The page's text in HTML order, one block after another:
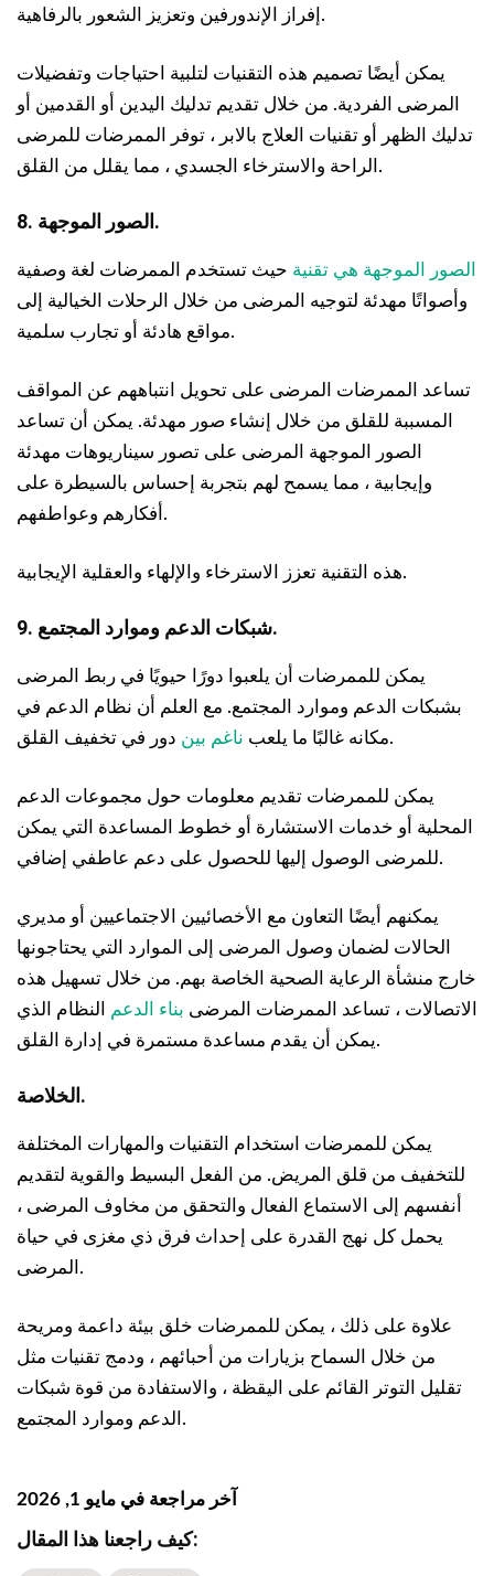
إفراز الإندورفين وتعزيز الشعور بالرفاهية.
يمكن أيضًا تصميم هذه التقنيات لتلبية احتياجات وتفضيلات
المرضى الفردية. من خلال تقديم تدليك اليدين أو القدمين أو
تدليك الظهر أو تقنيات العلاج بالابر ، توفر الممرضات للمرضى
الراحة والاسترخاء الجسدي ، مما يقلل من القلق.
8. الصور الموجهة.
الصور الموجهة هي تقنية حيث تستخدم الممرضات لغة وصفية
وأصواتًا مهدئة لتوجيه المرضى من خلال الرحلات الخيالية إلى
مواقع هادئة أو تجارب سلمية.
تساعد الممرضات المرضى على تحويل انتباههم عن المواقف
المسببة للقلق من خلال إنشاء صور مهدئة. يمكن أن تساعد
الصور الموجهة المرضى على تصور سيناريوهات مهدئة
وإيجابية ، مما يسمح لهم بتجربة إحساس بالسيطرة على
أفكارهم وعواطفهم.
هذه التقنية تعزز الاسترخاء والإلهاء والعقلية الإيجابية.
9. شبكات الدعم وموارد المجتمع.
يمكن للممرضات أن يلعبوا دورًا حيويًا في ربط المرضى
بشبكات الدعم وموارد المجتمع. مع العلم أن نظام الدعم في
مكانه غالبًا ما يلعب ناغم بين دور في تخفيف القلق.
يمكن للممرضات تقديم معلومات حول مجموعات الدعم
المحلية أو خدمات الاستشارة أو خطوط المساعدة التي يمكن
للمرضى الوصول إليها للحصول على دعم عاطفي إضافي.
يمكنهم أيضًا التعاون مع الأخصائيين الاجتماعيين أو مديري
الحالات لضمان وصول المرضى إلى الموارد التي يحتاجونها
خارج منشأة الرعاية الصحية الخاصة بهم. من خلال تسهيل هذه
الاتصالات ، تساعد الممرضات المرضى بناء الدعم
النظام الذي
يمكن أن يقدم مساعدة مستمرة في إدارة القلق.
الخلاصة.
يمكن للممرضات استخدام التقنيات والمهارات المختلفة
للتخفيف من قلق المريض. من الفعل البسيط والقوية لتقديم
أنفسهم إلى الاستماع الفعال والتحقق من مخاوف المرضى ،
يحمل كل نهج القدرة على إحداث فرق ذي مغزى في حياة
المرضى.
علاوة على ذلك ، يمكن للممرضات خلق بيئة داعمة ومريحة
من خلال السماح بزيارات من أحبائهم ، ودمج تقنيات مثل
تقليل التوتر القائم على اليقظة ، والاستفادة من قوة شبكات
الدعم وموارد المجتمع.
آخر مراجعة في مايو 1, 2026
كيف راجعنا هذا المقال: